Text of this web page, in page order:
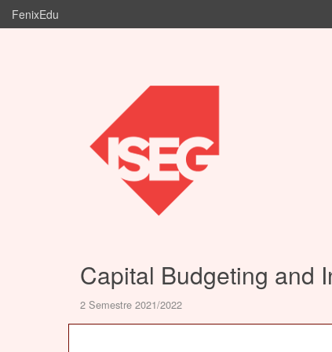
FenixEdu
Capital Budgeting and
2 Semestre 2021/2022